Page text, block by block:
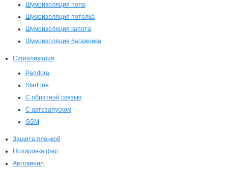
Шумоизоляция пола
Шумоизоляция потолка
Шумоизоляция капота
Шумоизоляция багажника
Сигнализация
Pandora
StarLine
С обратной связью
С автозапуском
GSM
Защита пленкой
Полировка фар
Автовинил